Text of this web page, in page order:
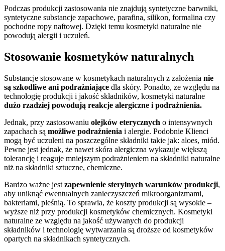
Podczas produkcji zastosowania nie znajdują syntetyczne barwniki,
syntetyczne substancje zapachowe, parafina, silikon, formalina czy
pochodne ropy naftowej. Dzięki temu kosmetyki naturalne nie
powodują alergii i uczuleń.
Stosowanie kosmetyków naturalnych
Substancje stosowane w kosmetykach naturalnych z założenia nie
są szkodliwe ani podrażniające dla skóry. Ponadto, ze względu na
technologię produkcji i jakość składników, kosmetyki naturalne
dużo rzadziej powodują reakcje alergiczne i podrażnienia.
Jednak, przy zastosowaniu olejków eterycznych o intensywnych
zapachach są możliwe podrażnienia i alergie. Podobnie Klienci
mogą być uczuleni na poszczególne składniki takie jak: aloes, miód.
Pewne jest jednak, że nawet skóra alergiczna wykazuje większą
tolerancję i reaguje mniejszym podrażnieniem na składniki naturalne
niż na składniki sztuczne, chemiczne.
Bardzo ważne jest zapewnienie sterylnych warunków produkcji,
aby uniknąć ewentualnych zanieczyszczeń mikroorganizmami,
bakteriami, pleśnią. To sprawia, że koszty produkcji są wysokie –
wyższe niż przy produkcji kosmetyków chemicznych. Kosmetyki
naturalne ze względu na jakość używanych do produkcji
składników i technologię wytwarzania są droższe od kosmetyków
opartych na składnikach syntetycznych.